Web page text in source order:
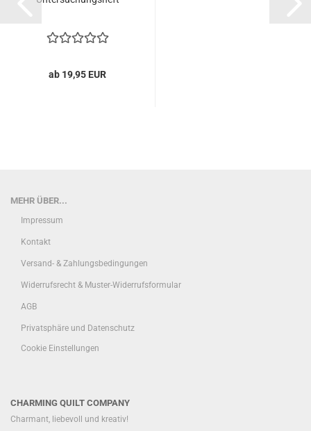
ab 19,95 EUR
MEHR ÜBER...
Impressum
Kontakt
Versand- & Zahlungsbedingungen
Widerrufsrecht & Muster-Widerrufsformular
AGB
Privatsphäre und Datenschutz
Cookie Einstellungen
CHARMING QUILT COMPANY
Charmant, liebevoll und kreativ!